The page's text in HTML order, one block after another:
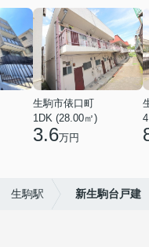
生駒市俵口町
1DK (28.00㎡)
3.6万円
生駒駅 新生駒台戸建